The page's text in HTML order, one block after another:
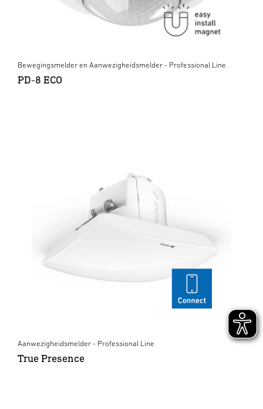
Bewegingsmelder en Aanwezigheidsmelder - Professional Line
PD-8 ECO
Aanwezigheidsmelder - Professional Line
True Presence